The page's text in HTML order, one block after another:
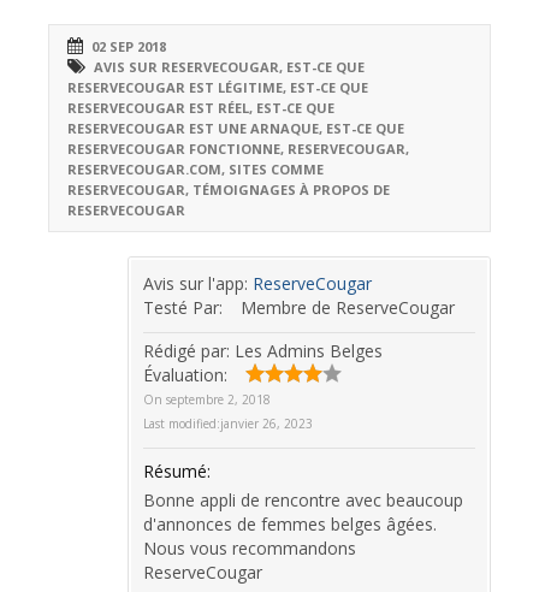
02 SEP 2018
AVIS SUR RESERVECOUGAR, EST-CE QUE
RESERVECOUGAR EST LÉGITIME, EST-CE QUE
RESERVECOUGAR EST RÉEL, EST-CE QUE
RESERVECOUGAR EST UNE ARNAQUE, EST-CE QUE
RESERVECOUGAR FONCTIONNE, RESERVECOUGAR,
RESERVECOUGAR.COM, SITES COMME
RESERVECOUGAR, TÉMOIGNAGES À PROPOS DE
RESERVECOUGAR
Avis sur l'app: ReserveCougar
Testé Par:
Membre de ReserveCougar
Rédigé par: Les Admins Belges
Évaluation:
On septembre 2, 2018
Last modified:janvier 26, 2023
Résumé:
Bonne appli de rencontre avec beaucoup
d'annonces de femmes belges âgées.
Nous vous recommandons
ReserveCougar